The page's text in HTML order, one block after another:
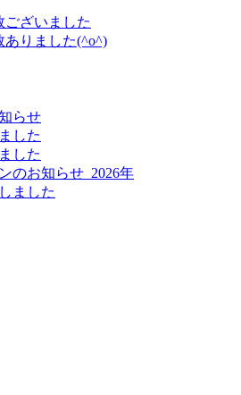
ございました
ありました(^o^)
らせ
した
した
のお知らせ_2026年
ました